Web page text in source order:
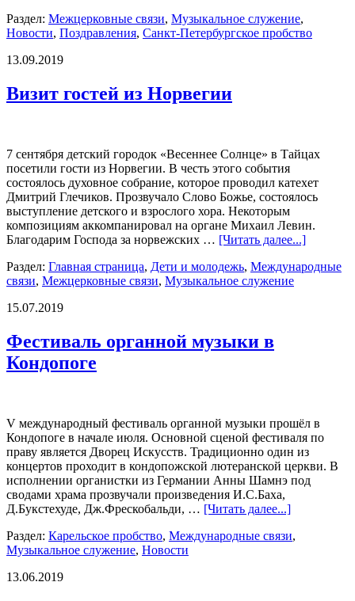
Раздел: Межцерковные связи, Музыкальное служение,
Новости, Поздравления, Санкт-Петербургское пробство
13.09.2019
Визит гостей из Норвегии
7 сентября детский городок «Весеннее Солнце» в Тайцах
посетили гости из Норвегии. В честь этого события
состоялось духовное собрание, которое проводил катехет
Дмитрий Глечиков. Прозвучало Слово Божье, состоялось
выступление детского и взрослого хора. Некоторым
композициям аккомпанировал на органе Михаил Левин.
Благодарим Господа за норвежских … [Читать далее...]
Раздел: Главная страница, Дети и молодежь, Международные
связи, Межцерковные связи, Музыкальное служение
15.07.2019
Фестиваль органной музыки в
Кондопоге
V международный фестиваль органной музыки прошёл в
Кондопоге в начале июля. Основной сценой фестиваля по
праву является Дворец Искусств. Традиционно один из
концертов проходит в кондопожской лютеранской церкви. В
исполнении органистки из Германии Анны Шамнэ под
сводами храма прозвучали произведения И.С.Баха,
Д.Букстехуде, Дж.Фрескобальди, … [Читать далее...]
Раздел: Карельское пробство, Международные связи,
Музыкальное служение, Новости
13.06.2019